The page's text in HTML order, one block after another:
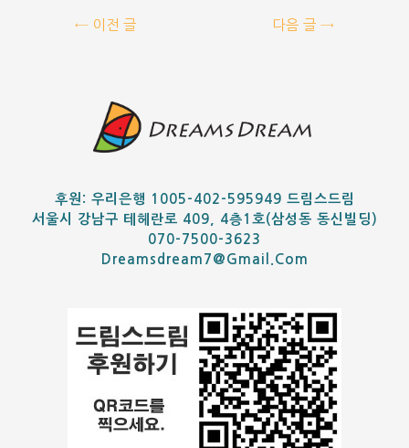
←이전 글 다음 글→
후원: 우리은행 1005-402-595949 드림스드림
서울시 강남구 테헤란로 409, 4층1호(삼성동 동신빌딩)
070-7500-3623
Dreamsdream7@gmail.com